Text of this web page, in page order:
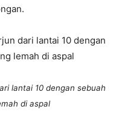
lantai 10 dengan sebuah
di aspal